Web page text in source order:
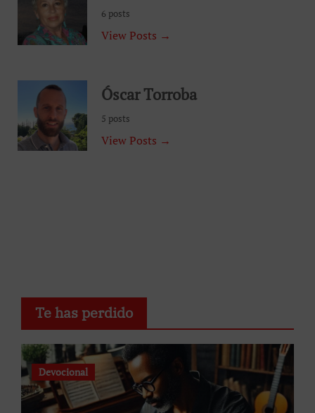
6 posts
View Posts →
Óscar Torroba
5 posts
View Posts →
Te has perdido
Devocional